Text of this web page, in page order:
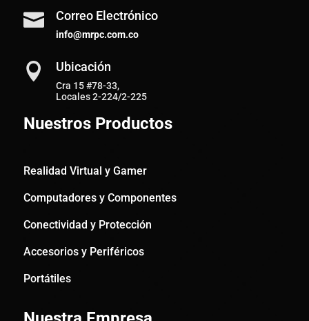
 Correo Electrónico
info@mrpc.com.co
 Ubicación
Cra 15 #78-33,
Locales 2-224/2-225
Nuestros Productos
Realidad Virtual y Gamer
Computadores y Componentes
Conectividad y Protección
Accesorios y Periféricos
Portátiles